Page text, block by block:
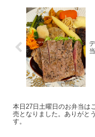
本日27日土曜日のお弁当は
売となりました。ありがと
す。